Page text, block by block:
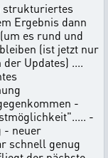
strukturiertes
Ergebnis dann
es rund und
(ist jetzt nur
Updates) ....
-
-
- neuer
schnell genug